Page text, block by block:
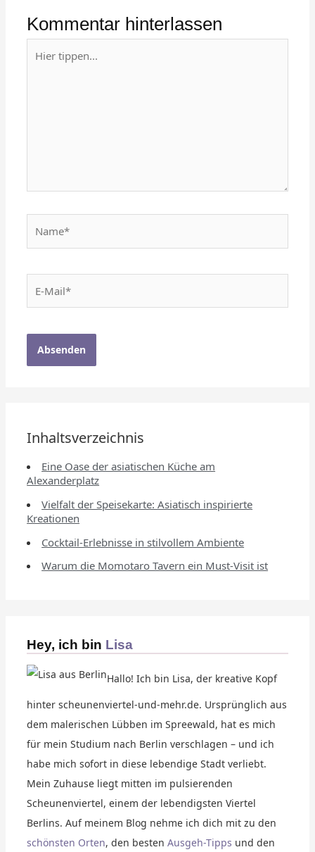
Kommentar hinterlassen
tippen...
Mail*
Inhaltsverzeichnis
Eine Oase der asiatischen Küche am
Alexanderplatz
Vielfalt der Speisekarte: Asiatisch inspirierte
Kreationen
Cocktail-Erlebnisse in stilvollem Ambiente
Warum die Momotaro Tavern ein Must-Visit ist
Hey, ich bin Lisa
Hallo! Ich bin Lisa, der kreative Kopf
hinter scheunenviertel-und-mehr.de. Ursprünglich aus
dem malerischen Lübben im Spreewald, hat es mich
für mein Studium nach Berlin verschlagen – und ich
habe mich sofort in diese lebendige Stadt verliebt.
Mein Zuhause liegt mitten im pulsierenden
Scheunenviertel, einem der lebendigsten Viertel
Berlins. Auf meinem Blog nehme ich dich mit zu den
schönsten Orten, den bestenAusgeh-Tipps und den